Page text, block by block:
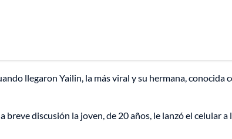
llegaron Yailin, la más viral y su hermana, conocida
discusión la joven, de 20 años, le lanzó el celular a